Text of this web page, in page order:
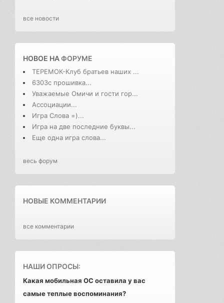
все новости
НОВОЕ НАФОРУМЕ
ТЕРЕМОК-Клуб братьев наших ...
6303с прошивка...
Уважаемые Омичи и гости гор...
Ассоциации...
Игра Слова =)...
Игра на две последние буквы...
Еще одна игра слова...
весь форум
НОВЫЕ КОММЕНТАРИИ
все комментарии
НАШИ ОПРОСЫ:
Какая мобильная ОС оставила у вас
самые теплые воспоминания?